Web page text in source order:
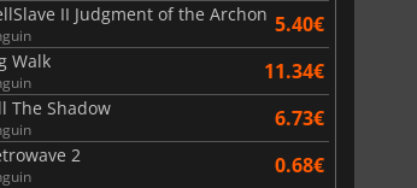
II Judgment of the Archon 5.40€
Walk 11.34€
The Shadow 6.73€
2 0.68€